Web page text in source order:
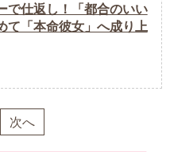
で仕返し！「都合のいい
て「本命彼女」へ成り上
次へ